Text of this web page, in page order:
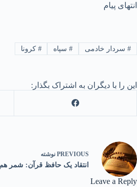
انتهای پیام
#سردار خادمی #سپاه # کرونا
این را با دیگران به اشتراک بگذار:
PREVIOUS نوشته
انتقاد یک حافظ قرآن: شمر
Leave a Reply